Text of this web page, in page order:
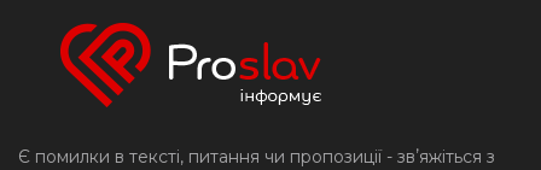
Є помилки в тексті, питання чи пропозиції - звʼяжіться з